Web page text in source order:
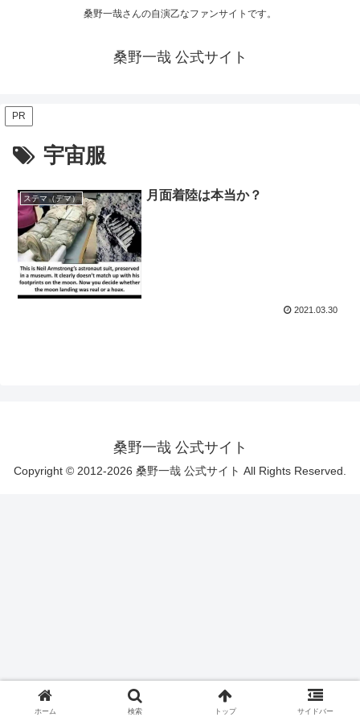
桑野一哉さんの自演乙なファンサイトです。
桑野一哉 公式サイト
PR
宇宙服
ステマ（デマ） 月面着陸は本当か？
2021.03.30
桑野一哉 公式サイト
Copyright © 2012-2026 桑野一哉 公式サイト All Rights Reserved.
ホーム 検索 トップ サイドバー